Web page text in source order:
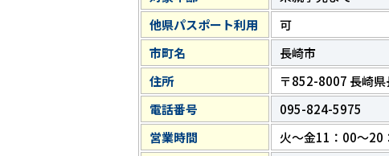
他県パスポート利用
可
市町名
長崎市
住所
〒852-8007 長崎
電話番号
095-824-5975
営業時間
火～金11：00～